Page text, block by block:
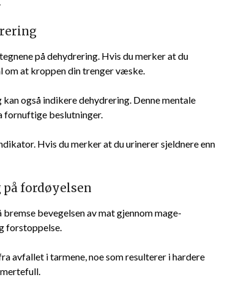
på dehydrering. Hvis du merker at du
om at kroppen din trenger væske.
også indikere dehydrering. Denne mentale
fornuftige beslutninger.
Hvis du merker at du urinerer sjeldnere enn
fordøyelsen
bevegelsen av mat gjennom mage-
forstoppelse.
avfallet i tarmene, noe som resulterer i hardere